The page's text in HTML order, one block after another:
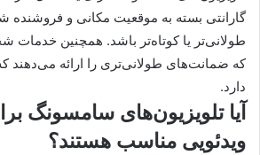
گارانتی بسته به موقعیت مکانی و
طولانی‌تر یا کوتاه‌تر باشد. همچنین خدمات
که ضمانت‌های طولانی‌تری را ارائه می‌دهند
دارد.
آیا تلویزیون‌های سامسونگ
ویدئویی مناسب هستند؟